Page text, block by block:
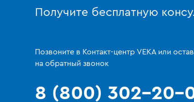
Получите бесплатную
Позвоните в Контакт-центр VEKA или
на обратный звонок
8 (800) 302-20-